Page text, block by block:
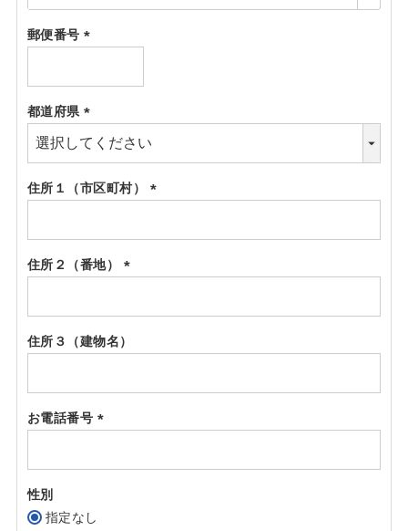
須)
郵便番号
須)
都道府県
(必
須)
住所１（市区町村）
須)
住所２（番地）
須)
住所３（建物名）
お電話番号
須)
性別
指定なし